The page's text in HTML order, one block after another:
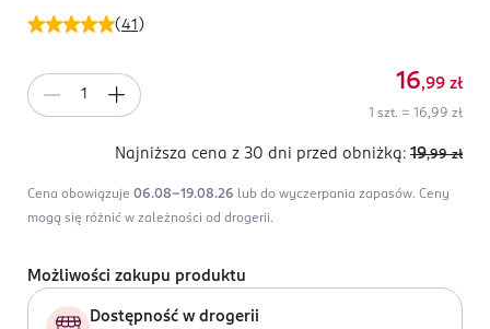
(41 )
16,99 zł
1 szt. = 16,99 zł
Najniższa cena z 30 dni przed obniżką: 19,99 zł
Cena obowiązuje 06.08-19.08.26 lub do wyczerpania zapasów. Ceny
mogą się różnić w zależności od drogerii.
Możliwości zakupu produktu
Dostępność w drogerii